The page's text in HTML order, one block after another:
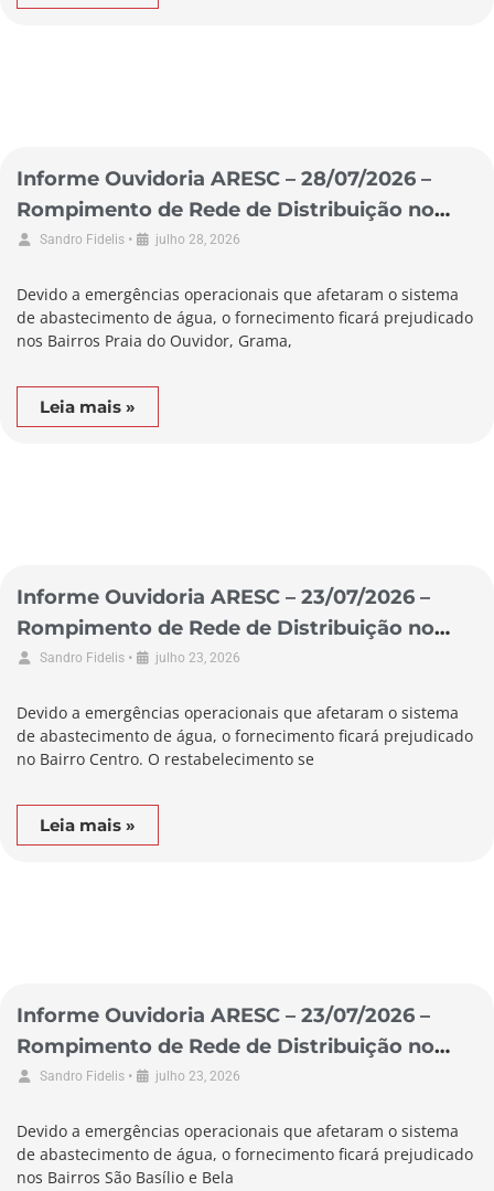
Informe Ouvidoria ARESC – 28/07/2026 –
Rompimento de Rede de Distribuição no
Município de Garopaba
Sandro Fidelis • julho 28, 2026
Devido a emergências operacionais que afetaram o sistema
de abastecimento de água, o fornecimento ficará prejudicado
nos Bairros Praia do Ouvidor, Grama,
Leia mais »
Informe Ouvidoria ARESC – 23/07/2026 –
Rompimento de Rede de Distribuição no
Município de Biguaçu
Sandro Fidelis • julho 23, 2026
Devido a emergências operacionais que afetaram o sistema
de abastecimento de água, o fornecimento ficará prejudicado
no Bairro Centro. O restabelecimento se
Leia mais »
Informe Ouvidoria ARESC – 23/07/2026 –
Rompimento de Rede de Distribuição no
Município de Braço do Norte
Sandro Fidelis • julho 23, 2026
Devido a emergências operacionais que afetaram o sistema
de abastecimento de água, o fornecimento ficará prejudicado
nos Bairros São Basílio e Bela